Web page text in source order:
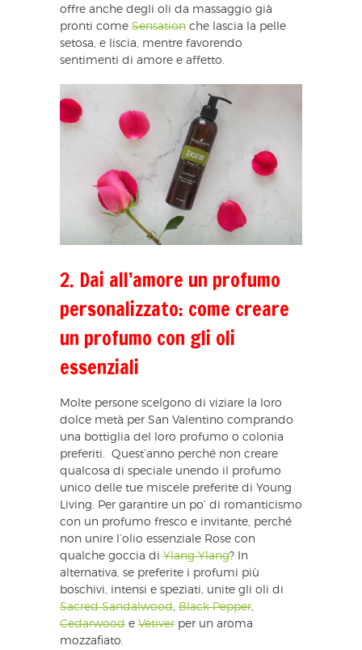
offre anche degli oli da massaggio già
pronti come Sensation che lascia la pelle
setosa, e liscia, mentre favorendo
sentimenti di amore e affetto.
2. Dai all’amore un profumo
personalizzato: come creare
un profumo con gli oli
essenziali
Molte persone scelgono di viziare la loro
dolce metà per San Valentino comprando
una bottiglia del loro profumo o colonia
preferiti. Quest’anno perché non creare
qualcosa di speciale unendo il profumo
unico delle tue miscele preferite di Young
Living. Per garantire un po’ di romanticismo
con un profumo fresco e invitante, perché
non unire l’olio essenziale Rose con
qualche goccia di Ylang Ylang? In
alternativa, se preferite i profumi più
boschivi, intensi e speziati, unite gli oli di
Sacred Sandalwood, Black Pepper,
Cedarwood e Vetiver per un aroma
mozzafiato.